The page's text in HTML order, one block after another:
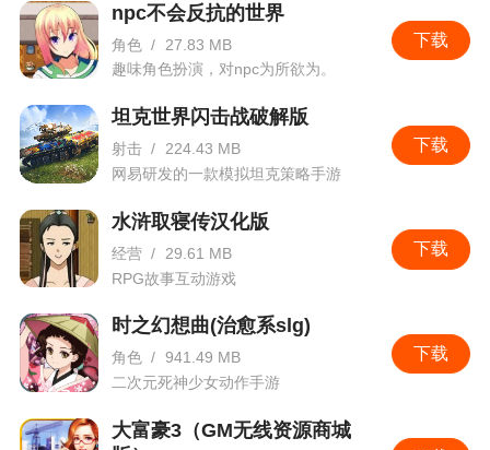
下载
npc不会反抗的世界
角色 /
27.83 MB
趣味角色扮演，对npc为所欲为。
下载
坦克世界闪击战破解版
射击 / 224.43 MB
网易研发的一款模拟坦克策略手游
下载
水浒取寝传汉化版
经营 /
29.61 MB
RPG故事互动游戏
下载
时之幻想曲(治愈系slg)
角色 / 941.49 MB
二次元死神少女动作手游
大富豪3（GM无线资源商城